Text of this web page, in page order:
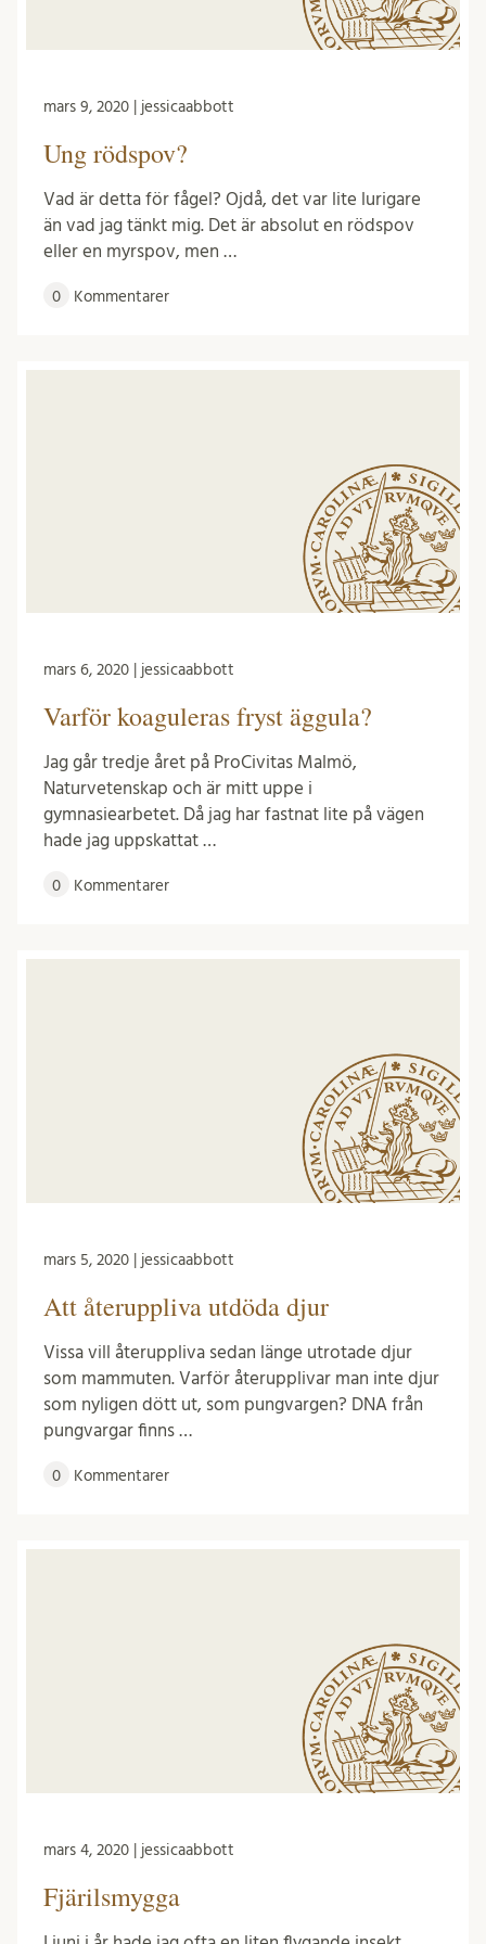
mars 9, 2020 | jessicaabbott
Ung rödspov?
Vad är detta för fågel? Ojdå, det var lite lurigare
än vad jag tänkt mig. Det är absolut en rödspov
eller en myrspov, men …
0 Kommentarer
mars 6, 2020 | jessicaabbott
Varför koaguleras fryst äggula?
Jag går tredje året på ProCivitas Malmö,
Naturvetenskap och är mitt uppe i
gymnasiearbetet. Då jag har fastnat lite på vägen
hade jag uppskattat …
0 Kommentarer
mars 5, 2020 | jessicaabbott
Att återuppliva utdöda djur
Vissa vill återuppliva sedan länge utrotade djur
som mammuten. Varför återupplivar man inte djur
som nyligen dött ut, som pungvargen? DNA från
pungvargar finns …
0 Kommentarer
mars 4, 2020 | jessicaabbott
Fjärilsmygga